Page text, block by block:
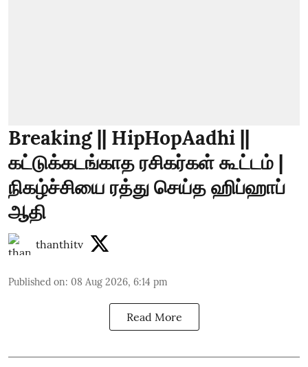
Breaking || HipHopAadhi ||
கட்டுக்கடங்காத ரசிகர்கள் கூட்டம் |
நிகழ்ச்சியை ரத்து செய்த ஹிப்ஹாப்
ஆதி
thanthitv
Published on: 08 Aug 2026, 6:14 pm
Read More